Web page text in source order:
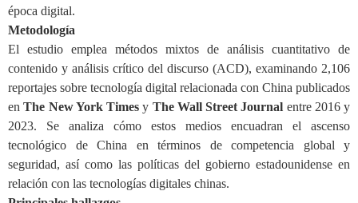
época digital.
Metodología
El estudio emplea métodos mixtos de análisis cuantitativo de
contenido y análisis crítico del discurso (ACD), examinando 2,106
reportajes sobre tecnología digital relacionada con China publicados
enThe New York Times y The Wall Street Journal entre 2016 y
2023. Se analiza cómo estos medios encuadran el ascenso
tecnológico de China en términos de competencia global y
seguridad, así como las políticas del gobierno estadounidense en
relación con las tecnologías digitales chinas.